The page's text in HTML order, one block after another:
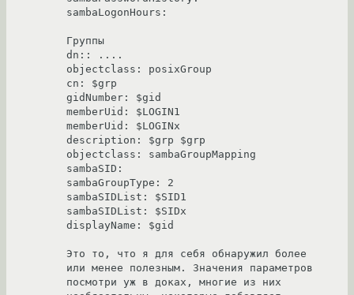
sambaLogonHours:
Группы
dn:: ....
objectclass: posixGroup
cn: $grp
gidNumber: $gid
memberUid: $LOGIN1
memberUid: $LOGINx
description: $grp $grp
objectclass: sambaGroupMapping
sambaSID:
sambaGroupType: 2
sambaSIDList: $SID1
sambaSIDList: $SIDx
displayName: $gid
Это то, что я для себя обнаружил более
или менее полезным. Значения параметров
посмотри уж в доках, многие из них